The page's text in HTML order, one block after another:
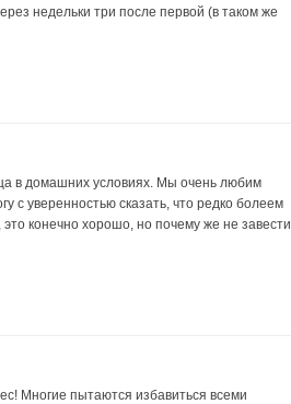
недельки три после первой (в таком же
в домашних условиях. Мы очень любим
с уверенностью сказать, что редко болеем
конечно хорошо, но почему же не завести
Многие пытаются избавиться всеми